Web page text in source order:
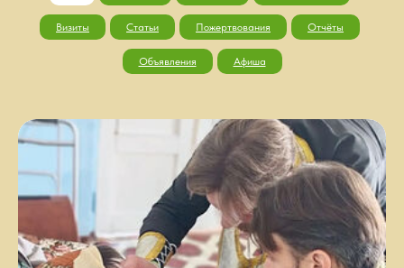
Визиты Статьи Пожертвования Отчёты
Объявления Афиша